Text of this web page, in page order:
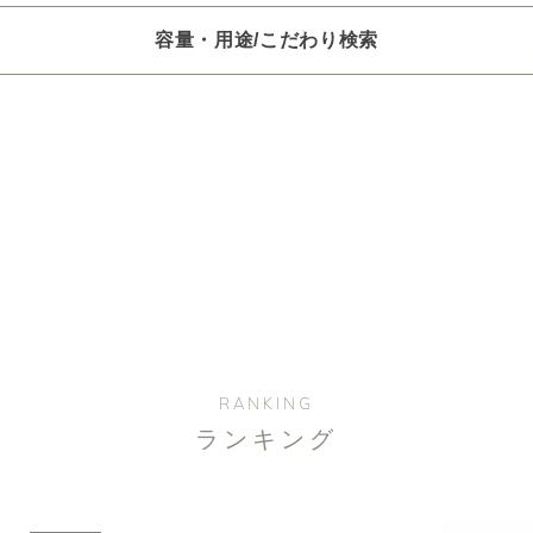
容量・用途/こだわり検索
ごとに選択肢からひとつずつ選択できます。選択するたびに絞り
RANKING
ランキング